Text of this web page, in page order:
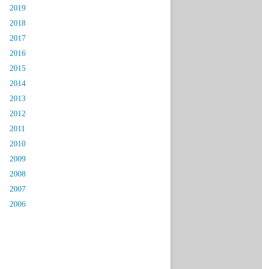
2019
2018
2017
2016
2015
2014
2013
2012
2011
2010
2009
2008
2007
2006